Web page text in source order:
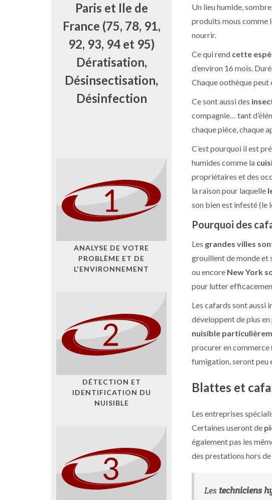
Un lieu humide,
produits mous comme
nourrir.
Ce qui rend cette
d’environ 16 mois.
Chaque oothèque peut
Ce sont aussi des
compagnie… tant
chaque pièce, chaque
C’est pourquoi il est
humides comme la
propriétaires et des
la raison pour laquelle
son bien est infesté
Pourquoi des
Les grandes villes
grouillent de monde et
ou encore New York
pour lutter
Les cafards sont aussi
développent de plus en
nuisible
procurer en commerce
fumigation, seront peu
Blattes et
Les entreprises
Certaines useront de
également pas les
des prestations hors
Les techniciens
Paris et Ile de
France (75, 78, 91,
92, 93, 94 et 95)
Dératisation,
Désinsectisation,
Désinfection
ANALYSE DE VOTRE
PROBLÈME ET DE
L'ENVIRONNEMENT
DÉTECTION ET
IDENTIFICATION DU
NUISIBLE